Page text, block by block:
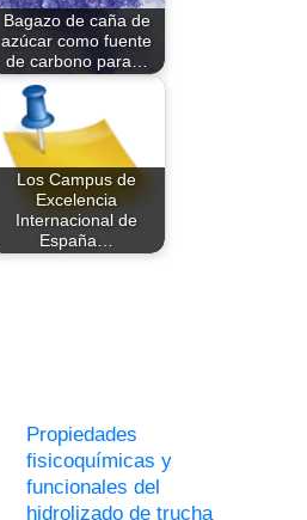
Bagazo de caña de
azúcar como fuente
de carbono para…
Los Campus de
Excelencia
Internacional de
España…
Propiedades
fisicoquímicas y
funcionales del
hidrolizado de trucha